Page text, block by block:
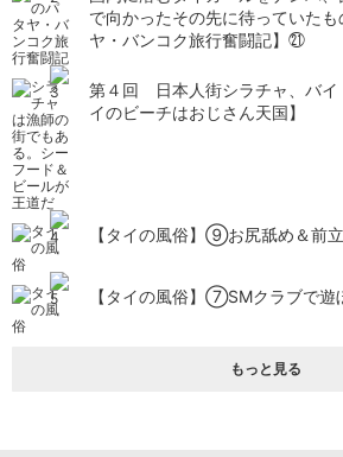
で向かったその先に待っていた
ヤ・バンコク旅行奮闘記】㉑
第４回 日本人街シラチャ、バイ
イのビーチはおじさん天国】
【タイの風俗】​⑨お尻舐め＆前
【タイの風俗】​⑦SMクラブで遊
もっと見る